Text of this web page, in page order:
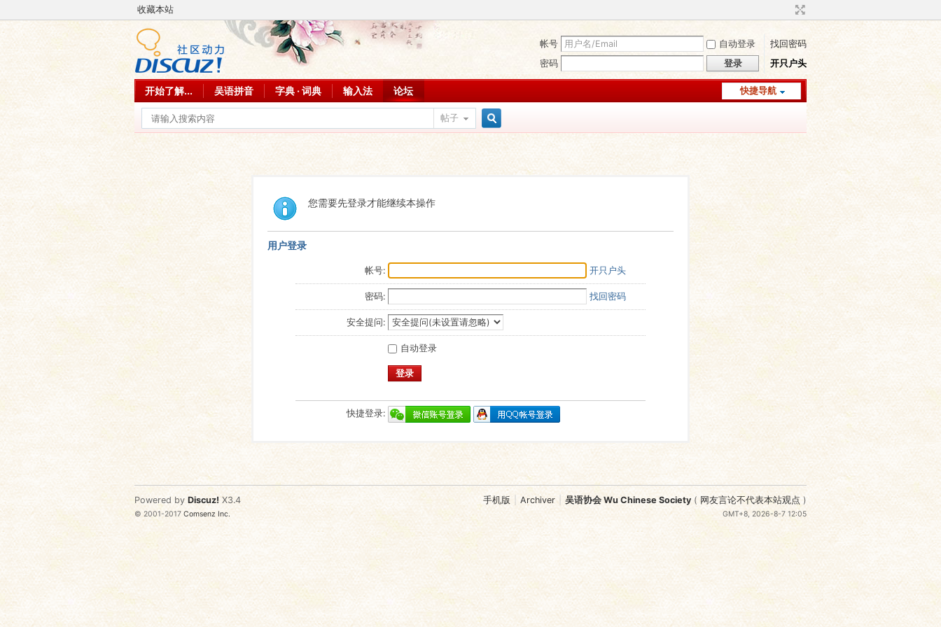
收藏本站
帐号 自动登录
找回密码
密码
登录 开只户头
快捷导航
开始了解... 吴语拼音 字典 · 词典 输入法 论坛
帖子
您需要先登录才能继续本操作
用户登录
帐号: 开只户头
密码: 找回密码
安全提问:
自动登录
登录
快捷登录:
手机版 Archiver 吴语协会 Wu Chinese Society ( 网友言论不代表本站观点 )
GMT+8, 2026-8-7 12:05
Powered by Discuz! X3.4
© 2001-2017Comsenz Inc.